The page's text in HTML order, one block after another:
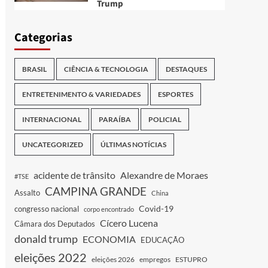
Trump
Categorias
BRASIL CIÊNCIA & TECNOLOGIA DESTAQUES
ENTRETENIMENTO & VARIEDADES ESPORTES
INTERNACIONAL PARAÍBA POLICIAL
UNCATEGORIZED ÚLTIMAS NOTÍCIAS
#TSE acidente de trânsito Alexandre de Moraes
Assalto CAMPINA GRANDE China
congresso nacional corpo encontrado Covid-19
Câmara dos Deputados Cícero Lucena
donald trump ECONOMIA EDUCAÇÃO
eleições 2022 eleições 2026 empregos ESTUPRO